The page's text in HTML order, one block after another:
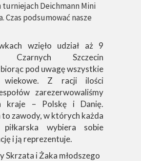
Deichmann Mini
Czas podsumować nasze
wzięło udział aż 9
Czarnych Szczecin
pod uwagę wszystkie
wiekowe. Z racji ilości
zarezerwowaliśmy
kraje – Polskę i Danię.
to zawody, w których każda
piłkarska wybiera sobie
i ją reprezentuje.
Skrzata i Żaka młodszego